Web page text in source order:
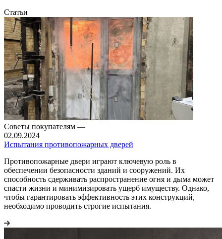
Статьи
Советы покупателям —
02.09.2024
Испытания противопожарных дверей
Противопожарные двери играют ключевую роль в
обеспечении безопасности зданий и сооружений. Их
способность сдерживать распространение огня и дыма может
спасти жизни и минимизировать ущерб имуществу. Однако,
чтобы гарантировать эффективность этих конструкций,
необходимо проводить строгие испытания.